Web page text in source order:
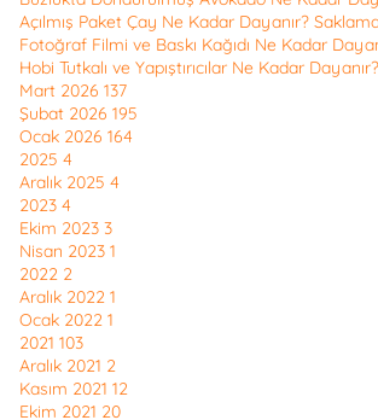
Açılmış Paket Çay Ne Kadar Dayanır?
Fotoğraf Filmi ve Baskı Kağıdı Ne Kadar
Hobi Tutkalı ve Yapıştırıcılar Ne Kadar Dayanır?
Mart 2026 137
Şubat 2026 195
Ocak 2026 164
2025 4
Aralık 2025 4
2023 4
Ekim 2023 3
Nisan 2023 1
2022 2
Aralık 2022 1
Ocak 2022 1
2021 103
Aralık 2021 2
Kasım 2021 12
Ekim 2021 20